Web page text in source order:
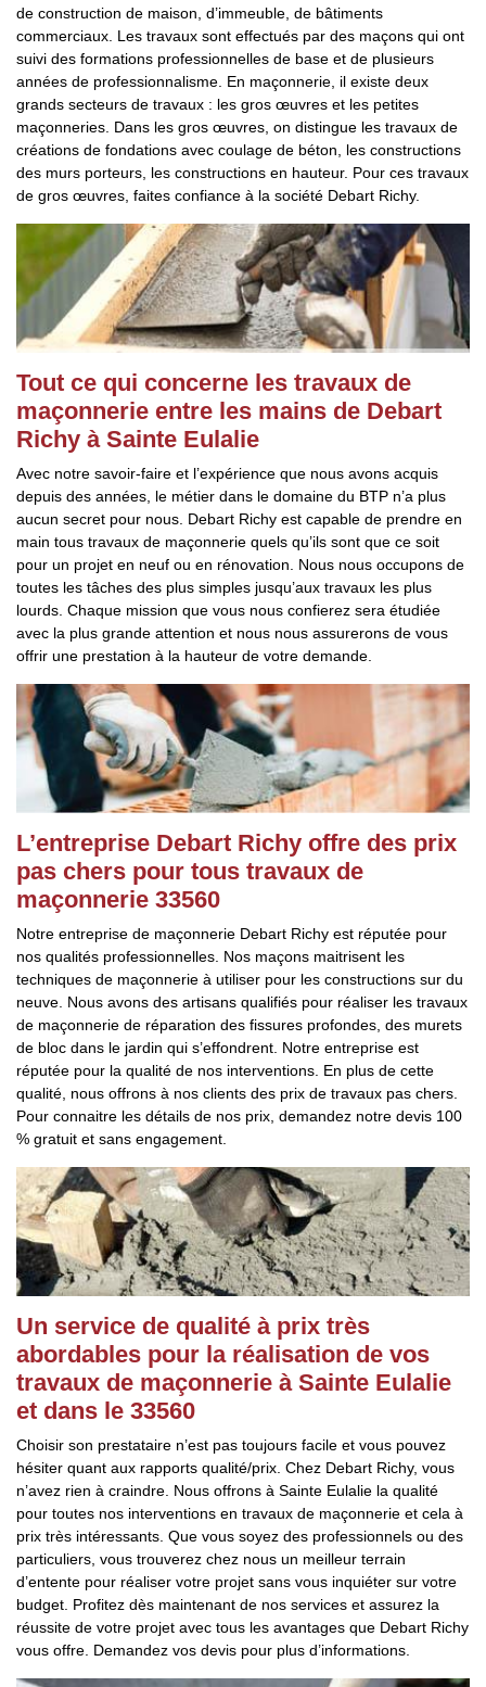
de construction de maison, d’immeuble, de bâtiments
commerciaux. Les travaux sont effectués par des maçons qui ont
suivi des formations professionnelles de base et de plusieurs
années de professionnalisme. En maçonnerie, il existe deux
grands secteurs de travaux : les gros œuvres et les petites
maçonneries. Dans les gros œuvres, on distingue les travaux de
créations de fondations avec coulage de béton, les constructions
des murs porteurs, les constructions en hauteur. Pour ces travaux
de gros œuvres, faites confiance à la société Debart Richy.
Tout ce qui concerne les travaux de
maçonnerie entre les mains de Debart
Richy à Sainte Eulalie
Avec notre savoir-faire et l’expérience que nous avons acquis
depuis des années, le métier dans le domaine du BTP n’a plus
aucun secret pour nous. Debart Richy est capable de prendre en
main tous travaux de maçonnerie quels qu’ils sont que ce soit
pour un projet en neuf ou en rénovation. Nous nous occupons de
toutes les tâches des plus simples jusqu’aux travaux les plus
lourds. Chaque mission que vous nous confierez sera étudiée
avec la plus grande attention et nous nous assurerons de vous
offrir une prestation à la hauteur de votre demande.
L’entreprise Debart Richy offre des prix
pas chers pour tous travaux de
maçonnerie 33560
Notre entreprise de maçonnerie Debart Richy est réputée pour
nos qualités professionnelles. Nos maçons maitrisent les
techniques de maçonnerie à utiliser pour les constructions sur du
neuve. Nous avons des artisans qualifiés pour réaliser les travaux
de maçonnerie de réparation des fissures profondes, des murets
de bloc dans le jardin qui s’effondrent. Notre entreprise est
réputée pour la qualité de nos interventions. En plus de cette
qualité, nous offrons à nos clients des prix de travaux pas chers.
Pour connaitre les détails de nos prix, demandez notre devis 100
% gratuit et sans engagement.
Un service de qualité à prix très
abordables pour la réalisation de vos
travaux de maçonnerie à Sainte Eulalie
et dans le 33560
Choisir son prestataire n’est pas toujours facile et vous pouvez
hésiter quant aux rapports qualité/prix. Chez Debart Richy, vous
n’avez rien à craindre. Nous offrons à Sainte Eulalie la qualité
pour toutes nos interventions en travaux de maçonnerie et cela à
prix très intéressants. Que vous soyez des professionnels ou des
particuliers, vous trouverez chez nous un meilleur terrain
d’entente pour réaliser votre projet sans vous inquiéter sur votre
budget. Profitez dès maintenant de nos services et assurez la
réussite de votre projet avec tous les avantages que Debart Richy
vous offre. Demandez vos devis pour plus d’informations.